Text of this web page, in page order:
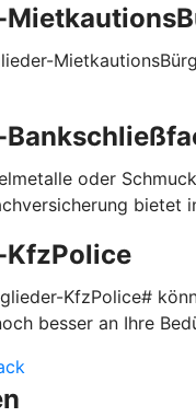
oder
bietet
KfzPolice#
besser an Ihre